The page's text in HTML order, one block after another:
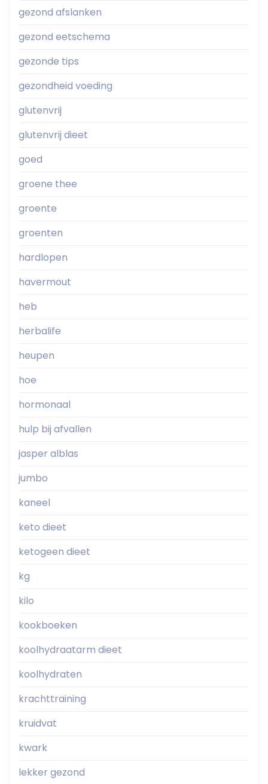
gezond afslanken
gezond eetschema
gezonde tips
gezondheid voeding
glutenvrij
glutenvrij dieet
goed
groene thee
groente
groenten
hardlopen
havermout
heb
herbalife
heupen
hoe
hormonaal
hulp bij afvallen
jasper alblas
jumbo
kaneel
keto dieet
ketogeen dieet
kg
kilo
kookboeken
koolhydraatarm dieet
koolhydraten
krachttraining
kruidvat
kwark
lekker gezond